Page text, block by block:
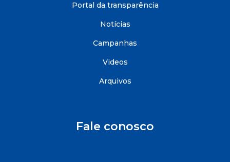
Portal da transparência
Notícias
Campanhas
Videos
Arquivos
Fale conosco